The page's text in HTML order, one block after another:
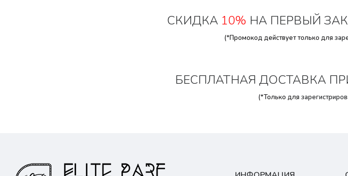
СКИДКА 10% НА ПЕРВЫЙ
(*Промокод действует только для
БЕСПЛАТНАЯ ДОСТАВКА
(*Только для